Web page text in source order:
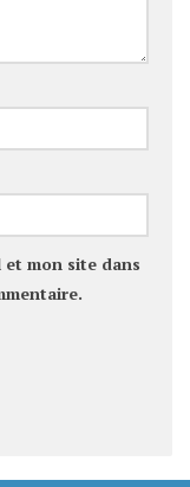
mon site dans